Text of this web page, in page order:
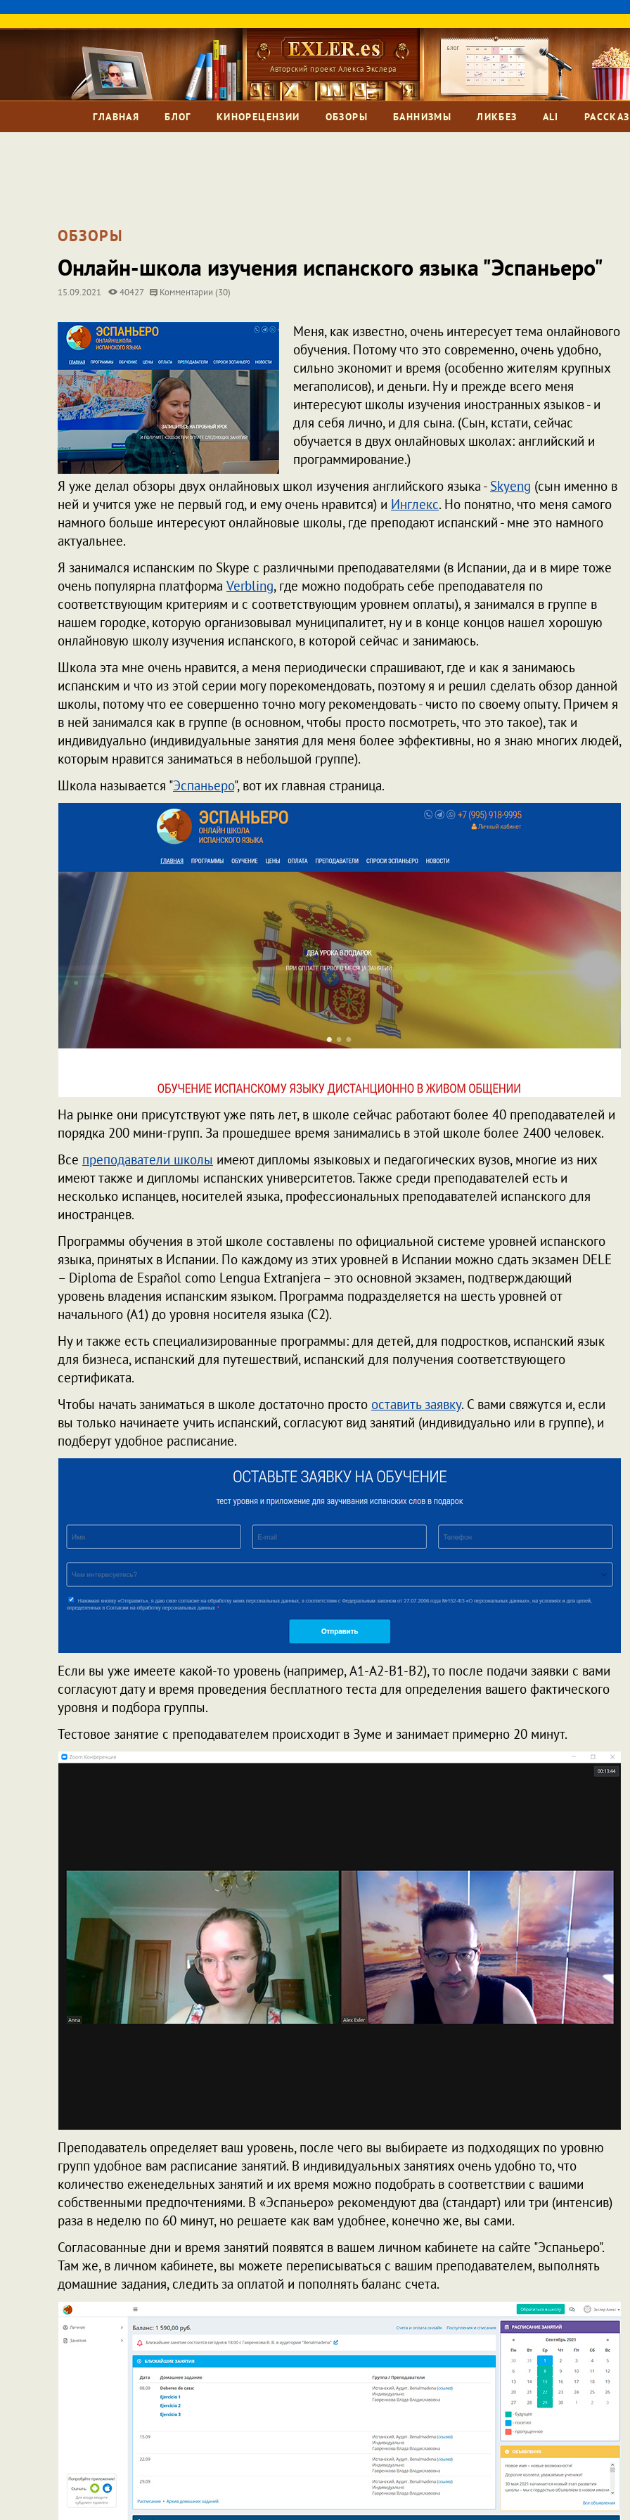
Авторский проект Алекса Экслера
ГЛАВНАЯ БЛОГ КИНОРЕЦЕНЗИИ ОБЗОРЫ БАННИЗМЫ ЛИКБЕЗ ALI
ОБЗОРЫ
Онлайн-школа изучения испанского языка "Эспаньеро"
15.09.2021 40427 Комментарии (30)
Меня, как известно, очень интересует тема онлайнового
обучения. Потому что это современно, очень удобно,
сильно экономит и время (особенно жителям крупных
мегаполисов), и деньги. Ну и прежде всего меня
интересуют школы изучения иностранных языков - и
для себя лично, и для сына. (Сын, кстати, сейчас
обучается в двух онлайновых школах: английский и
программирование.)
Я уже делал обзоры двух онлайновых школ изучения английского языка - Skyeng (сын именно в
ней и учится уже не первый год, и ему очень нравится) и Инглекс. Но понятно, что меня самого
намного больше интересуют онлайновые школы, где преподают испанский - мне это намного
актуальнее.
Я занимался испанским по Skype с различными преподавателями (в Испании, да и в мире тоже
очень популярна платформа Verbling, где можно подобрать себе преподавателя по
соответствующим критериям и с соответствующим уровнем оплаты), я занимался в группе в
нашем городке, которую организовывал муниципалитет, ну и в конце концов нашел хорошую
онлайновую школу изучения испанского, в которой сейчас и занимаюсь.
Школа эта мне очень нравится, а меня периодически спрашивают, где и как я занимаюсь
испанским и что из этой серии могу порекомендовать, поэтому я и решил сделать обзор данной
школы, потому что ее совершенно точно могу рекомендовать - чисто по своему опыту. Причем я
в ней занимался как в группе (в основном, чтобы просто посмотреть, что это такое), так и
индивидуально (индивидуальные занятия для меня более эффективны, но я знаю многих людей,
которым нравится заниматься в небольшой группе).
Школа называется "Эспаньеро", вот их главная страница.
На рынке они присутствуют уже пять лет, в школе сейчас работают более 40 преподавателей и
порядка 200 мини-групп. За прошедшее время занимались в этой школе более 2400 человек.
Все преподаватели школы имеют дипломы языковых и педагогических вузов, многие из них
имеют также и дипломы испанских университетов. Также среди преподавателей есть и
несколько испанцев, носителей языка, профессиональных преподавателей испанского для
иностранцев.
Программы обучения в этой школе составлены по официальной системе уровней испанского
языка, принятых в Испании. По каждому из этих уровней в Испании можно сдать экзамен DELE
– Diploma de Español como Lengua Extranjera – это основной экзамен, подтверждающий
уровень владения испанским языком. Программа подразделяется на шесть уровней от
начального (А1) до уровня носителя языка (С2).
Ну и также есть специализированные программы: для детей, для подростков, испанский язык
для бизнеса, испанский для путешествий, испанский для получения соответствующего
сертификата.
Чтобы начать заниматься в школе достаточно просто оставить заявку. С вами свяжутся и, если
вы только начинаете учить испанский, согласуют вид занятий (индивидуально или в группе), и
подберут удобное расписание.
Если вы уже имеете какой-то уровень (например, A1-A2-B1-B2), то после подачи заявки с вами
согласуют дату и время проведения бесплатного теста для определения вашего фактического
уровня и подбора группы.
Тестовое занятие с преподавателем происходит в Зуме и занимает примерно 20 минут.
Преподаватель определяет ваш уровень, после чего вы выбираете из подходящих по уровню
групп удобное вам расписание занятий. В индивидуальных занятиях очень удобно то, что
количество еженедельных занятий и их время можно подобрать в соответствии с вашими
собственными предпочтениями. В «Эспаньеро» рекомендуют два (стандарт) или три (интенсив)
раза в неделю по 60 минут, но решаете как вам удобнее, конечно же, вы сами.
Согласованные дни и время занятий появятся в вашем личном кабинете на сайте "Эспаньеро".
Там же, в личном кабинете, вы можете переписываться с вашим преподавателем, выполнять
домашние задания, следить за оплатой и пополнять баланс счета.